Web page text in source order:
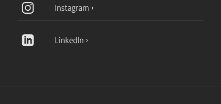
Instagram
LinkedIn